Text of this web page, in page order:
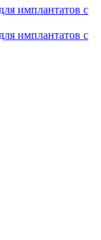
имплантатов с
имплантатов с